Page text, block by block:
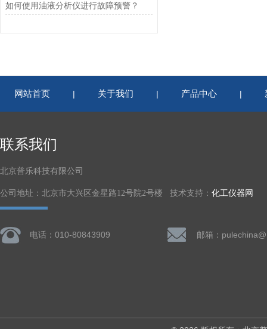
如何使用油液分析仪进行故障预警？
网站首页 | 关于我们 | 产品中心 |
联系我们
北京普乐科技有限公司
公司地址：北京市大兴区金星路12号院2号楼 技术支持： 化工仪器网
电话：010-80843909 邮箱：